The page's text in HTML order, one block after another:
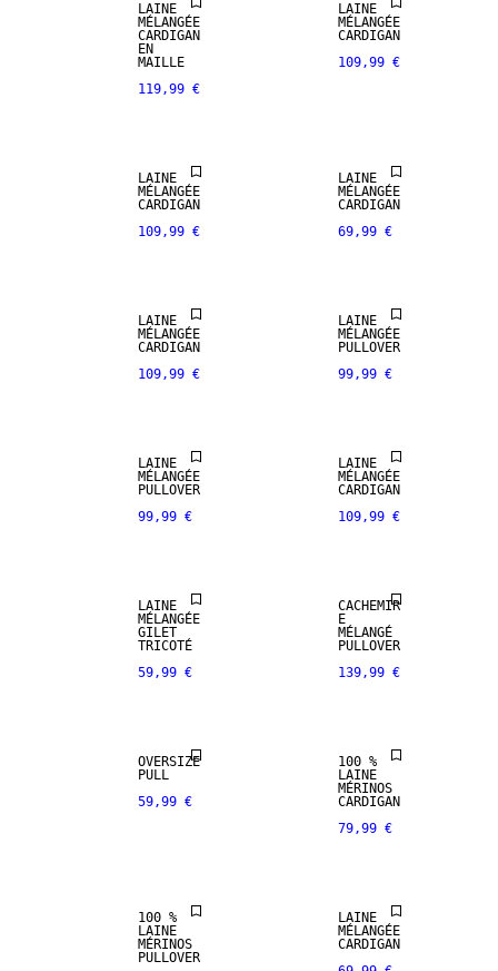
LAINE
MÉLANGÉE
CARDIGAN
EN
MAILLE
119,99 €
LAINE
MÉLANGÉE
CARDIGAN
109,99 €
LAINE
MÉLANGÉE
CARDIGAN
109,99 €
LAINE
MÉLANGÉE
CARDIGAN
69,99 €
SIZE XS -
LAINE
MÉLANGÉE
CARDIGAN
109,99 €
LAINE
MÉLANGÉE
PULLOVER
99,99 €
LAINE
MÉLANGÉE
PULLOVER
99,99 €
LAINE
MÉLANGÉE
CARDIGAN
109,99 €
LAINE
MÉLANGÉE
GILET
TRICOTÉ
59,99 €
PREMIUM
SELECTION
MÉLANGE DE
CACHEMIR
E
MÉLANGÉ
PULLOVER
139,99 €
OVERSIZE
PULL
59,99 €
PREMIUM
SELECTION
100 % LAINE
100 %
LAINE
MÉRINOS
CARDIGAN
79,99 €
PREMIUM
100 %
LAINE
MÉRINOS
PULLOVER
LAINE
MÉLANGÉE
CARDIGAN